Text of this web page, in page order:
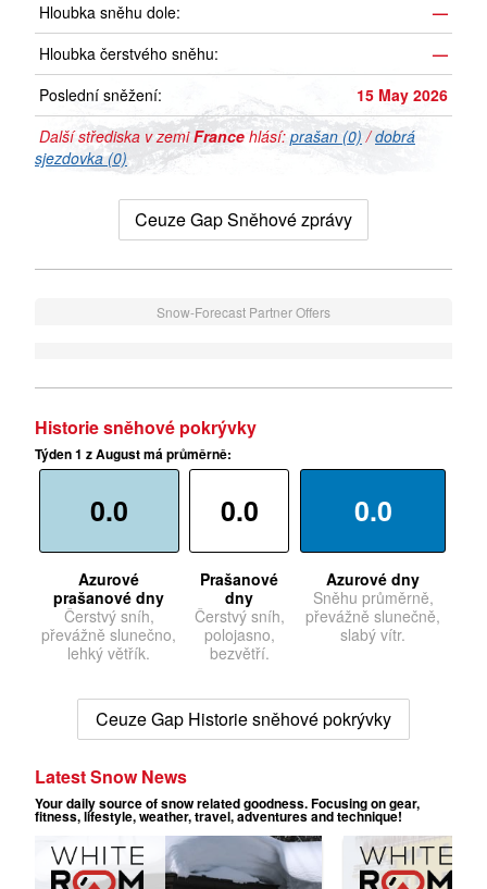
Hloubka sněhu dole:
—
Hloubka čerstvého sněhu:
—
Poslední sněžení:
15 May 2026
Další střediska v zemiFrance hlásí: prašan (0) /dobrá
sjezdovka (0)
Ceuze Gap Sněhové zprávy
Snow-Forecast Partner Offers
Historie sněhové pokrývky
Týden 1 z August má průměrně:
0.0
Azurové
prašanové dny
Čerstvý sníh,
převážně slunečno,
lehký větřík.
0.0
Prašanové
dny
Čerstvý sníh,
polojasno,
bezvětří.
0.0
Azurové dny
Sněhu průměrně,
převážně slunečně,
slabý vítr.
Ceuze Gap Historie sněhové pokrývky